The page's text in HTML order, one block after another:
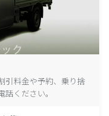
引料金や予約、乗り捨
ください。